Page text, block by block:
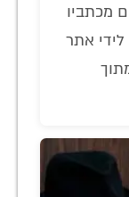
מכתביו
אתר